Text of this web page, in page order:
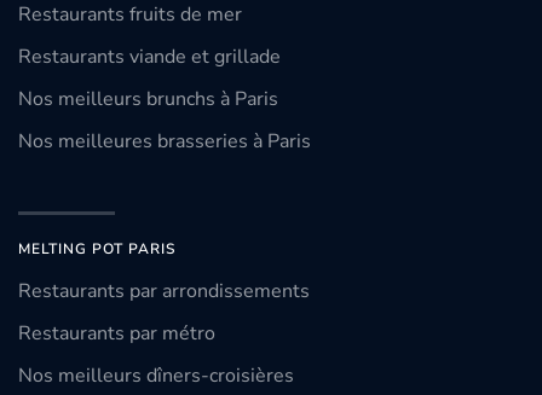
Restaurants fruits de mer
Restaurants viande et grillade
Nos meilleurs brunchs à Paris
Nos meilleures brasseries à Paris
MELTING POT PARIS
Restaurants par arrondissements
Restaurants par métro
Nos meilleurs dîners-croisières